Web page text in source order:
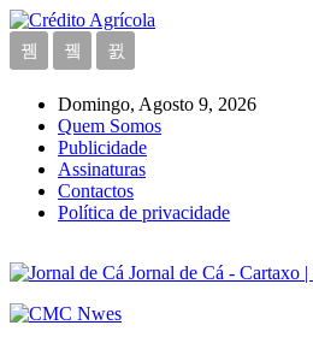
Domingo, Agosto 9, 2026
Quem Somos
Publicidade
Assinaturas
Contactos
Política de privacidade
Jornal de Cá - Cartaxo